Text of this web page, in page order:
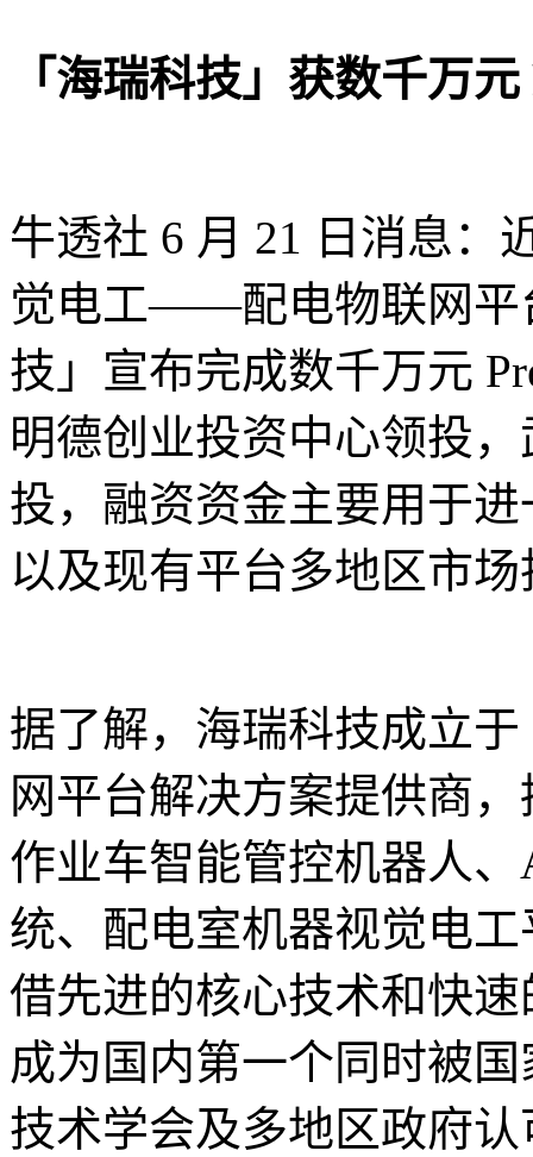
「海瑞科技」获数千万
牛透社 6 月 21 日消息：
觉电工——配电物联网平
技」宣布完成数千万元
明德创业投资中心领投
投，融资资金主要用于
以及现有平台多地区市
据了解，海瑞科技成立
网平台解决方案提供商
作业车智能管控机器人
统、配电室机器视觉电
借先进的核心技术和快
成为国内第一个同时被
技术学会及多地区政府